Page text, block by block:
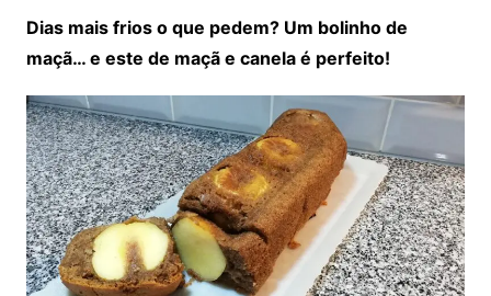
Dias mais frios o que pedem? Um bolinho de
maçã… e este de maçã e canela é perfeito!